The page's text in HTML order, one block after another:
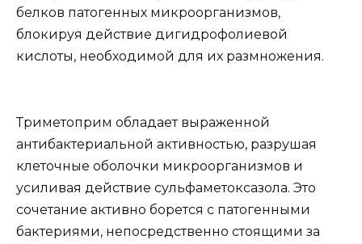
белков патогенных микроорганизмов,
блокируя действие дигидрофолиевой
кислоты, необходимой для их размножения.
Триметоприм обладает выраженной
антибактериальной активностью, разрушая
клеточные оболочки микроорганизмов и
усиливая действие сульфаметоксазола. Это
сочетание активно борется с патогенными
бактериями, непосредственно стоящими за